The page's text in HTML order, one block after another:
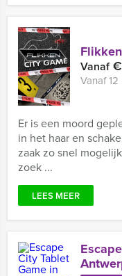
Vanaf€
Vanaf
Er is een moord
in het haar en
zaak zo snel
zoek ...
LEES MEER